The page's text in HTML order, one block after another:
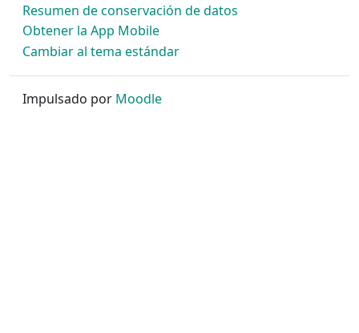
Resumen de conservación de datos
Obtener la App Mobile
Cambiar al tema estándar
Impulsado por Moodle